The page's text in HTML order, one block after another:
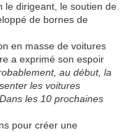
le dirigeant, le soutien de
de bornes de
en masse de voitures
a exprimé son espoir
au début, la
les voitures
les 10 prochaines
pour créer une